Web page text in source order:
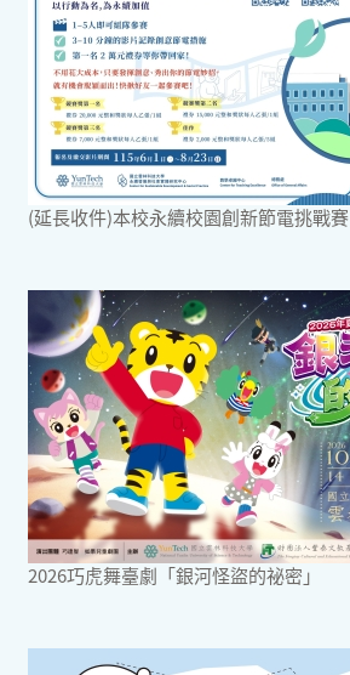
(延長收件)本校永續校園創新節電挑戰賽
2026巧虎舞臺劇「銀河怪盜的祕密」